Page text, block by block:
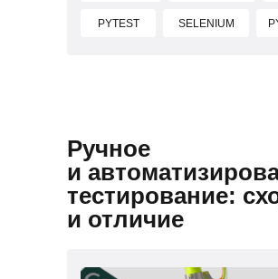
PYTEST SELENIUM
Ручное
и
тестирование:
и отличие